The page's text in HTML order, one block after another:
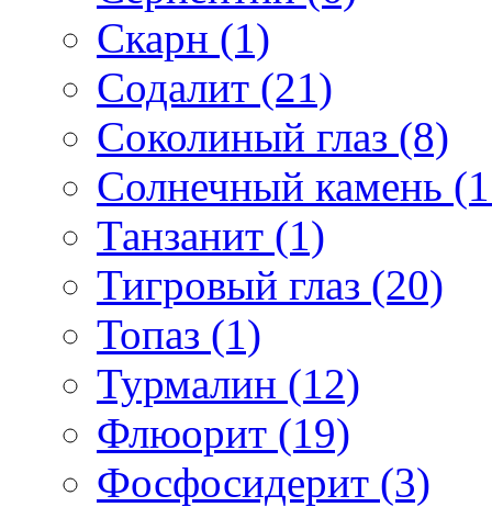
Скарн (1)
Содалит (21)
Соколиный глаз (8)
Солнечный камень
Танзанит (1)
Тигровый глаз (20)
Топаз (1)
Турмалин (12)
Флюорит (19)
Фосфосидерит (3)